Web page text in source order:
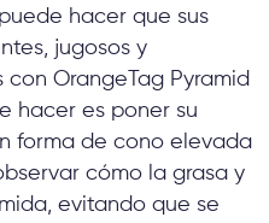
actual
es:
$40.000.
hacer que sus
jugosos y
OrangeTag Pyramid
hacer es poner su
forma de cono elevada
cómo la grasa y
evitando que se